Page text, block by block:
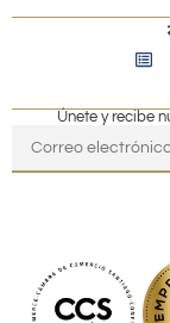
Únete y recibe